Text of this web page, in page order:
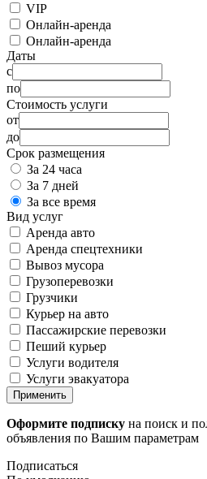
VIP
Онлайн-аренда
Онлайн-аренда
Даты
с
по
Стоимость услуги
от
до
Срок размещения
За 24 часа
За 7 дней
За все время
Вид услуг
Аренда авто
Аренда спецтехники
Вывоз мусора
Грузоперевозки
Грузчики
Курьер на авто
Пассажирские перевозки
Пеший курьер
Услуги водителя
Услуги эвакуатора
Применить
Оформите подписку на поиск и
объявления по Вашим параметрам
Подписаться